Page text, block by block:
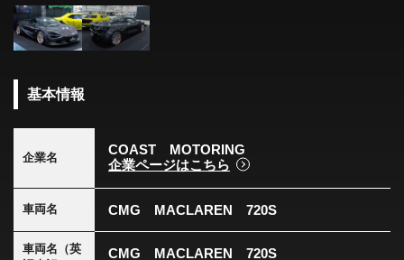
基本情報
企業名
COAST MOTORING
企業ページはこちら
車両名 CMG MACLAREN 720S
車両名（英
CMG MACLAREN 720S